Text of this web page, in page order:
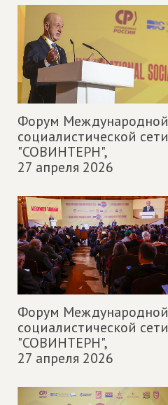
Форум Международной
социалистической сети
"СОВИНТЕРН",
27 апреля 2026
Форум Международной
социалистической сети
"СОВИНТЕРН",
27 апреля 2026